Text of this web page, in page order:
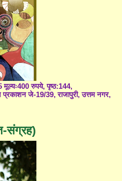
रुपये, पृष्ठ:144,
जे-19/39, राजापुरी, उत्तम नगर,
संग्रह)